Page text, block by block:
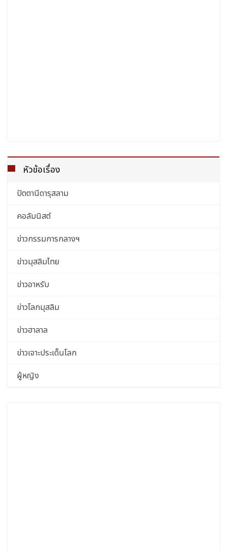
หัวข้อเรื่อง
ปัตตานีดารุสลาม
คอลัมนิสต์
ข่าวกรรมการกลางฯ
ข่าวมุสลิมไทย
ข่าวอาหรับ
ข่าวโลกมุสลิม
ข่าวฮาลาล
ข่าวเจาะประเด็นโลก
ผู้หญิง